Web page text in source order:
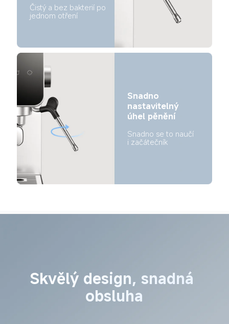
Čistý a bez bakterií po
jednom otření
Snadno
nastavitelný
úhel pěnění
Snadno se to naučí
i začátečník
Skvělý design, snadná
obsluha